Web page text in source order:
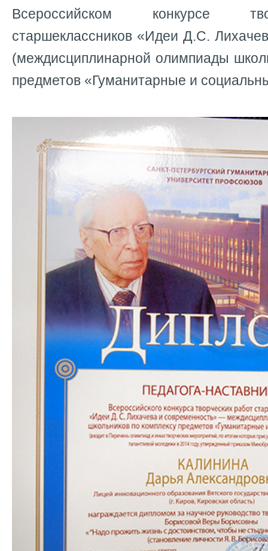
Всероссийском конкурсе
старшеклассников «Идеи Д.С.
(междисциплинарной олимпиады
предметов «Гуманитарные и